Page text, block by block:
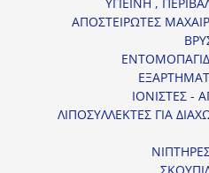
ΑΠΟΣΤΕΙΡΩΤΕΣ
ΙΟΝΙΣΤΕΣ -
ΛΙΠΟΣΥΛΛΕΚΤΕΣ ΓΙΑ